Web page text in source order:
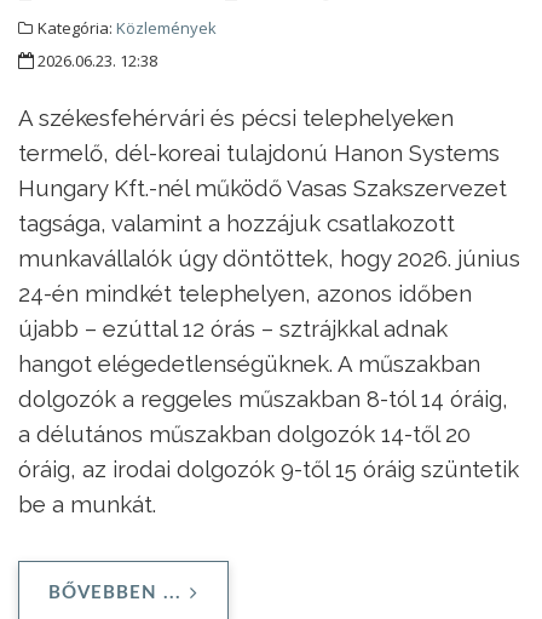
Kategória: Közlemények
2026.06.23. 12:38
A székesfehérvári és pécsi telephelyeken
termelő, dél-koreai tulajdonú Hanon Systems
Hungary Kft.-nél működő Vasas Szakszervezet
tagsága, valamint a hozzájuk csatlakozott
munkavállalók úgy döntöttek, hogy 2026. június
24-én mindkét telephelyen, azonos időben
újabb – ezúttal 12 órás – sztrájkkal adnak
hangot elégedetlenségüknek. A műszakban
dolgozók a reggeles műszakban 8-tól 14 óráig,
a délutános műszakban dolgozók 14-től 20
óráig, az irodai dolgozók 9-től 15 óráig szüntetik
be a munkát.
BŐVEBBEN ...